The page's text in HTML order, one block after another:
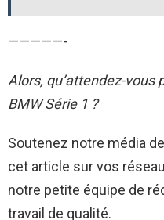
—————-
Alors, qu’attendez-vous
BMW Série 1 ?
Soutenez notre média
cet article sur vos
notre petite équipe de
travail de qualité.